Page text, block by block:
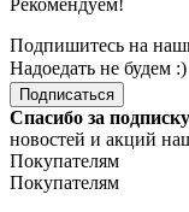
Рекомендуем!
Подпишитесь на
Надоедать не будем :)
Подписаться
Спасибо за
новостей и акций
Покупателям
Покупателям